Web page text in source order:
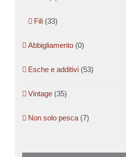
Fili (33)
Abbigliamento (0)
Esche e additivi (53)
Vintage (35)
Non solo pesca (7)